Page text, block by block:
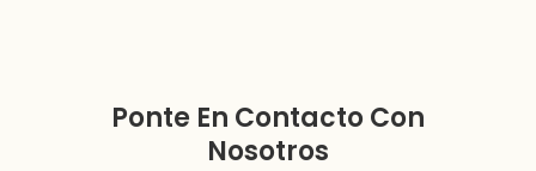
Ponte En Contacto Con
Nosotros